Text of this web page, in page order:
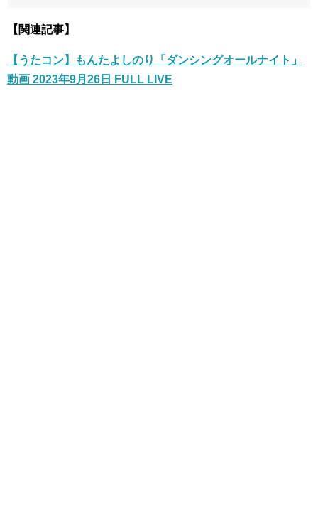
【関連記事】
【うたコン】もんたよしのり「ダンシングオールナイト」
動画 2023年9月26日 FULL LIVE